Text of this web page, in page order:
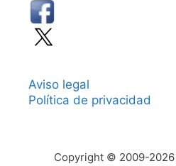
Aviso legal
Política de privacidad
Copyright © 2009-